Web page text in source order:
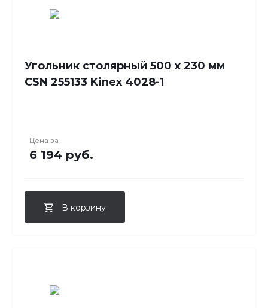
Угольник столярный 500 х 230 мм
CSN 255133 Kinex 4028-1
Цена за
6 194 руб.
В корзину